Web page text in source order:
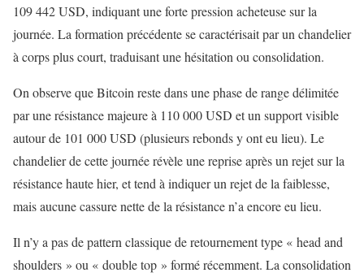
109 442 USD, indiquant une forte pression acheteuse sur la
journée. La formation précédente se caractérisait par un chandelier
à corps plus court, traduisant une hésitation ou consolidation.
On observe que Bitcoin reste dans une phase de range délimitée
par une résistance majeure à 110 000 USD et un support visible
autour de 101 000 USD (plusieurs rebonds y ont eu lieu). Le
chandelier de cette journée révèle une reprise après un rejet sur la
résistance haute hier, et tend à indiquer un rejet de la faiblesse,
mais aucune cassure nette de la résistance n’a encore eu lieu.
Il n’y a pas de pattern classique de retournement type « head and
shoulders » ou « double top » formé récemment. La consolidation